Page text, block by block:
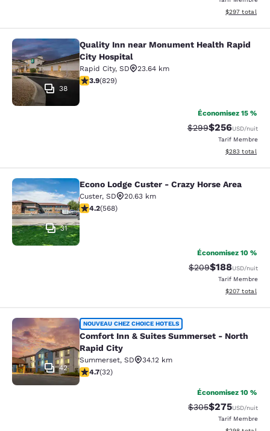
Afficher les
$297 total
Quality Inn near Monument Health
38
Quality Inn near Monument Health Rapid
City Hospital
Rapid City, SD
23.64 km
3.92 étoiles. Bien. 829 commentaires
3.9(829)
Économisez 15 %
Tarif barré :
$299Tarif réduit :
$256USD/nuit
Tarif Membre
Afficher les
$283 total
Econo Lodge Custer - Crazy Horse
31
Econo Lodge Custer - Crazy Horse Area
Custer, SD
20.63 km
4.24 étoiles. Excellent. 568 commentaires
4.2(568)
Économisez 10 %
Tarif barré :
$209Tarif réduit :
$188USD/nuit
Tarif Membre
Afficher les
$207 total
Comfort Inn & Suites Summerset -
42
NOUVEAU CHEZ CHOICE HOTELS
Comfort Inn & Suites Summerset - North
Rapid City
Summerset, SD
34.12 km
4.72 étoiles. Exceptionnel. 32 commentaires
4.7(32)
Économisez 10 %
Tarif barré :
$305Tarif réduit :
$275USD/nuit
Tarif Membre